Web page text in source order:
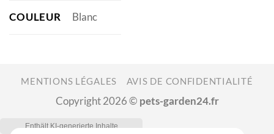
COULEUR Blanc
MENTIONS LÉGALES AVIS DE CONFIDENTIALITÉ
Copyright 2026 © pets-garden24.fr